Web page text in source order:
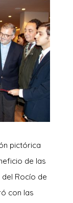
pictórica
de las
Rocío de
con las